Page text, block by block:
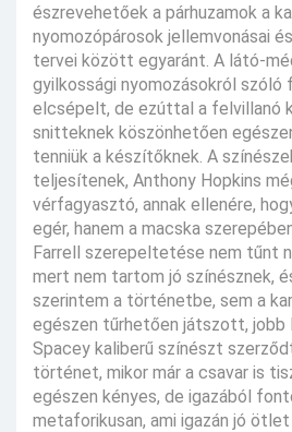
észrevehetőek a párhuzamok a
nyomozópárosok jellemvonásai
tervei között egyaránt. A látó-
gyilkossági nyomozásokról szóló
elcsépelt, de ezúttal a felvillanó
snitteknek köszönhetően
tenniük a készítőknek. A
teljesítenek, Anthony Hopkins
vérfagyasztó, annak ellenére,
egér, hanem a macska
Farrell szerepeltetése nem tűnt
mert nem tartom jó színésznek,
szerintem a történetbe, sem a
egészen tűrhetően játszott, jobb
Spacey kaliberű színészt
történet, mikor már a csavar is
egészen kényes, de igazából
metaforikusan, ami igazán jó